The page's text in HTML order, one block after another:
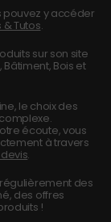
pouvez y accéder
& Tutos.
sur son site
Bois et
le choix des
écoute, vous
à travers
.
des
des offres
!